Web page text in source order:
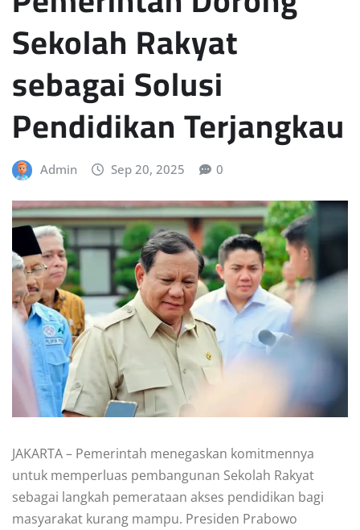
Sekolah Rakyat
sebagai Solusi
Pendidikan Terjangkau
Admin Sep 20, 2025 0
JAKARTA – Pemerintah menegaskan komitmennya
untuk memperluas pembangunan Sekolah Rakyat
sebagai langkah pemerataan akses pendidikan bagi
masyarakat kurang mampu. Presiden Prabowo